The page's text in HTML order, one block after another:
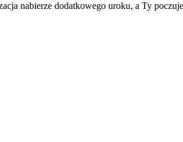
nabierze dodatkowego uroku, a Ty